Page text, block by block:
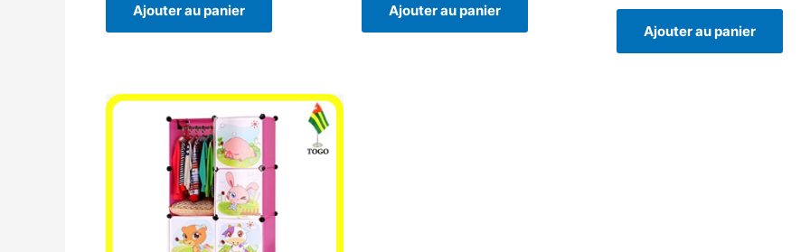
Ajouter au panier Ajouter au panier
Ajouter au panier